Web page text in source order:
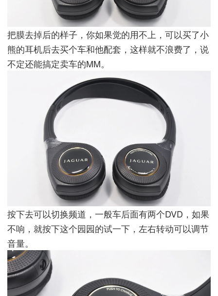
把膜去掉后的样子，你如果觉的用不上，可以买了小
熊的耳机后去买个车和他配套，这样就不浪费了，说
不定还能搞定卖车的MM。
按下去可以切换频道，一般车后面有两个DVD，如果
不响，就按下这个园园的试一下，左右转动可以调节
音量。